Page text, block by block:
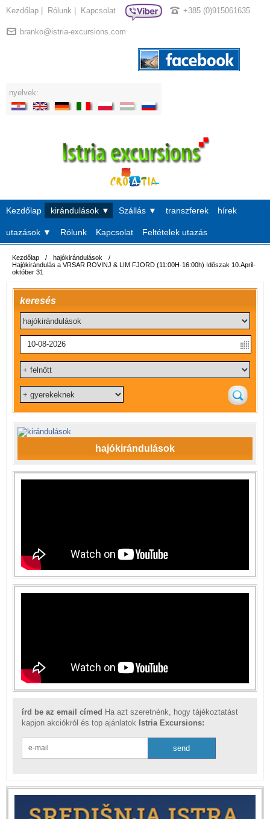
Kezdőlap Rólunk Kapcsolat +385 (0)915061635
branko@istria-excursions.com
nyelvek:
Kezdőlap kirándulások ▼ Szállás ▼ transzferek hírek
utazások ▼ Rólunk Kapcsolat Feltételek utazás
Kezdőlap / hajókirándulások
/
Hajókirándulás a VRSAR ROVINJ & LIM FJORD (11:00H-16:00h) Időszak 10.April-
október 31
keresés
hajókirándulások
írd be az email címed Ha azt szeretnénk, hogy tájékoztatást
kapjon akciókról és top ajánlatok Istria Excursions: